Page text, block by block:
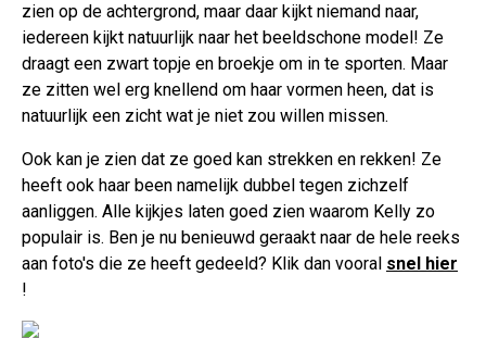
zien op de achtergrond, maar daar kijkt niemand naar,
iedereen kijkt natuurlijk naar het beeldschone model! Ze
draagt een zwart topje en broekje om in te sporten. Maar
ze zitten wel erg knellend om haar vormen heen, dat is
natuurlijk een zicht wat je niet zou willen missen.
Ook kan je zien dat ze goed kan strekken en rekken! Ze
heeft ook haar been namelijk dubbel tegen zichzelf
aanliggen. Alle kijkjes laten goed zien waarom Kelly zo
populair is. Ben je nu benieuwd geraakt naar de hele reeks
aan foto's die ze heeft gedeeld? Klik dan vooral snel hier
!